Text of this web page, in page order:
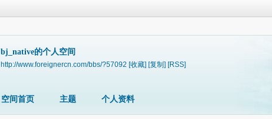
bj_native的个人空间
http://www.foreignercn.com/bbs/?57092 [收藏] [复制] [RSS]
空间首页 主题 个人资料